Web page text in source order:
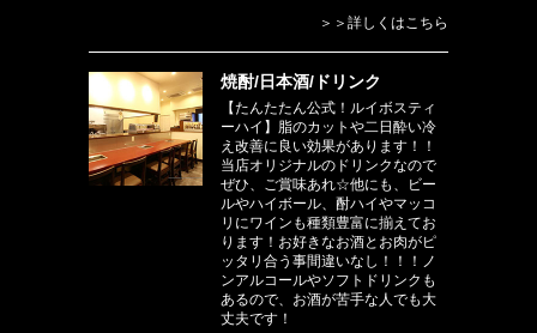
＞＞詳しくはこちら
焼酎/日本酒/ドリンク
【たんたたん公式！ルイボスティ
ーハイ】脂のカットや二日酔い冷
え改善に良い効果があります！！
当店オリジナルのドリンクなので
ぜひ、ご賞味あれ☆他にも、ビー
ルやハイボール、酎ハイやマッコ
リにワインも種類豊富に揃えてお
ります！お好きなお酒とお肉がピ
ッタリ合う事間違いなし！！！ノ
ンアルコールやソフトドリンクも
あるので、お酒が苦手な人でも大
丈夫です！